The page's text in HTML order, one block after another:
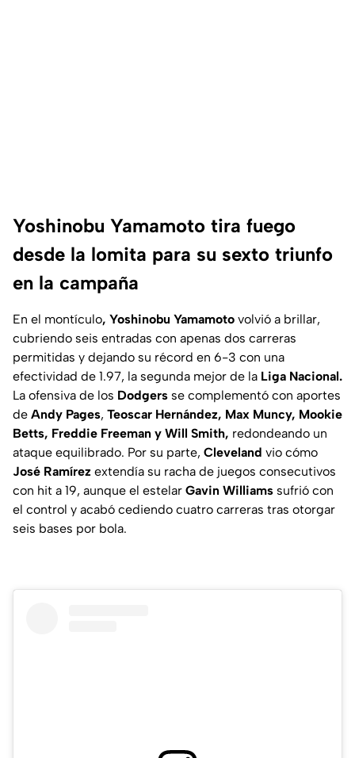
Yoshinobu Yamamoto tira fuego
desde la lomita para su sexto triunfo
en la campaña
En el montículo, Yoshinobu Yamamoto volvió a brillar,
cubriendo seis entradas con apenas dos carreras
permitidas y dejando su récord en 6-3 con una
efectividad de 1.97, la segunda mejor de la Liga Nacional.
La ofensiva de los Dodgers se complementó con aportes
de Andy Pages, Teoscar Hernández, Max Muncy, Mookie
Betts, Freddie Freeman y Will Smith, redondeando un
ataque equilibrado. Por su parte, Cleveland vio cómo
José Ramírez extendía su racha de juegos consecutivos
con hit a 19, aunque el estelar Gavin Williams sufrió con
el control y acabó cediendo cuatro carreras tras otorgar
seis bases por bola.